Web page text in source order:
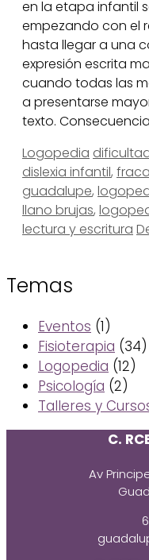
en la etapa infantil
empezando con el
hasta llegar a una
expresión escrita
cuando todas las
a presentarse
texto.
Categorías
Logopedia Etiquetas
dislexia infantil,
guadalupe,
llano brujas,
lectura y escritura
Temas
Eventos (1)
Fisioterapia (34)
Logopedia (12)
Psicología (2)
Talleres y
C.
Av